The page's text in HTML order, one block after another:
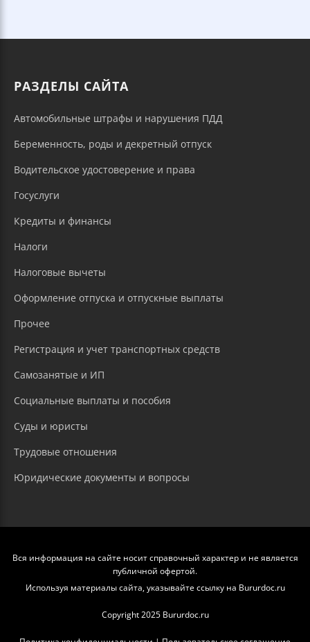
РАЗДЕЛЫ САЙТА
Автомобильные штрафы и нарушения ПДД
Беременность, роды и декретный отпуск
Водительское удостоверение и права
Госуслуги
Кредиты и финансы
Налоги
Налоговые вычеты
Оформление отпуска и отпускные выплаты
Прочее
Регистрация и учет транспортных средств
Самозанятые и ИП
Социальные выплаты и пособия
Суды и юристы
Трудовые отношения
Юридические документы и вопросы
Вся информация на сайте носит справочный характер и не является
публичной офертой.
Используя материалы сайта, указывайте ссылку на Bururdoc.ru
Copyright 2025 Bururdoc.ru